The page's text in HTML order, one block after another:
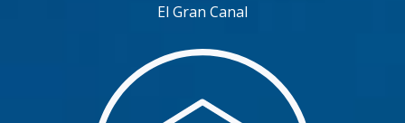
El Gran Canal